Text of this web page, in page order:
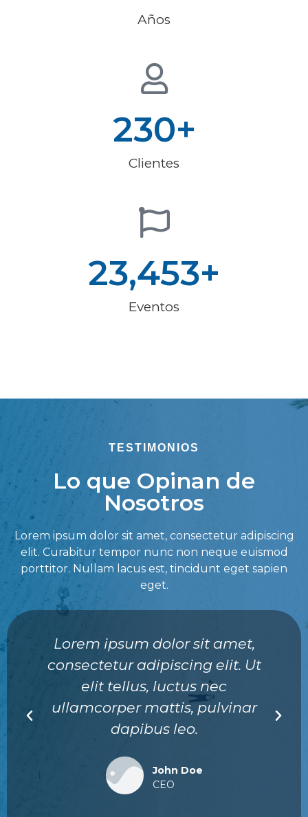
Años
230+
Clientes
23,453+
Eventos
TESTIMONIOS
Lo que Opinan de
Nosotros
Lorem ipsum dolor sit amet, consectetur adipiscing
elit. Curabitur tempor nunc non neque euismod
porttitor. Nullam lacus est, tincidunt eget sapien
eget.
Lorem ipsum dolor sit amet,
consectetur adipiscing elit. Ut
elit tellus, luctus nec
ullamcorper mattis, pulvinar
dapibus leo.
John Doe
CEO